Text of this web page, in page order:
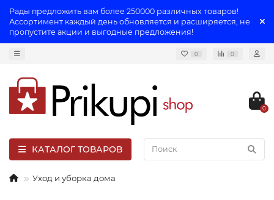
Рады предложить вам более 250000 различных товаров!
Ассортимент каждый день обновляется и расширяется, не
пропустите акции и выгодные предложения!
0 0
0
КАТАЛОГ ТОВАРОВ
Уход и уборка дома